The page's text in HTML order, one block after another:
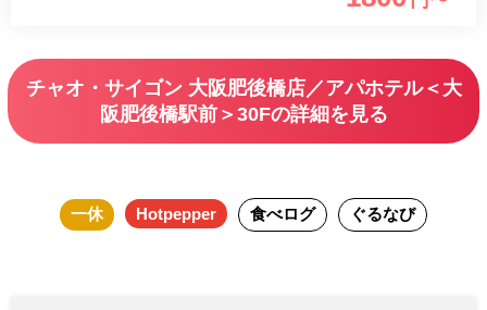
ズリゾートがコンセプトの落ち着いた大人の空間は、BARと
めるテラス席です。 デートや女子会で使えば盛り上がるこ
と間違いなし！
チャオ・サイゴン 大阪肥後橋店／アパホテル＜大
阪肥後橋駅前＞30Fの詳細を見る
一休 Hotpepper 食べログ ぐるなび